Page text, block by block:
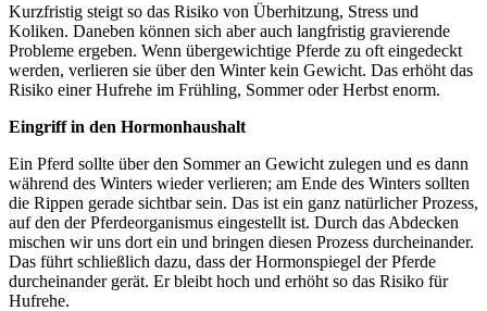
Kurzfristig steigt so das Risiko von Überhitzung, Stress und
Koliken. Daneben können sich aber auch langfristig gravierende
Probleme ergeben. Wenn übergewichtige Pferde zu oft eingedeckt
werden, verlieren sie über den Winter kein Gewicht. Das erhöht das
Risiko einer Hufrehe im Frühling, Sommer oder Herbst enorm.
Eingriff in den Hormonhaushalt
Ein Pferd sollte über den Sommer an Gewicht zulegen und es dann
während des Winters wieder verlieren; am Ende des Winters sollten
die Rippen gerade sichtbar sein. Das ist ein ganz natürlicher Prozess,
auf den der Pferdeorganismus eingestellt ist. Durch das Abdecken
mischen wir uns dort ein und bringen diesen Prozess durcheinander.
Das führt schließlich dazu, dass der Hormonspiegel der Pferde
durcheinander gerät. Er bleibt hoch und erhöht so das Risiko für
Hufrehe.